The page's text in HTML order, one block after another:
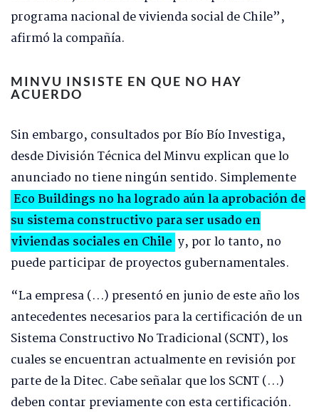
programa nacional de vivienda social de Chile”,
afirmó la compañía.
MINVU INSISTE EN QUE NO HAY
ACUERDO
Sin embargo, consultados por Bío Bío Investiga,
desde División Técnica del Minvu explican que lo
anunciado no tiene ningún sentido. Simplemente
Eco Buildings no ha logrado aún la aprobación de
su sistema constructivo para ser usado en
viviendas sociales en Chile y, por lo tanto, no
puede participar de proyectos gubernamentales.
“La empresa (…) presentó en junio de este año los
antecedentes necesarios para la certificación de un
Sistema Constructivo No Tradicional (SCNT), los
cuales se encuentran actualmente en revisión por
parte de la Ditec. Cabe señalar que los SCNT (…)
deben contar previamente con esta certificación.